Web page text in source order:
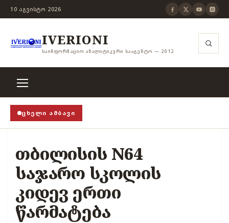
10 ᲐᲒᲕᲘᲡᲢᲝ 2026
IVERIONI
ᲡᲐᲘᲜᲤᲝᲠᲛᲐᲪᲘᲝ ᲐᲜᲐᲚᲘᲢᲘᲙᲣᲠᲘ ᲡᲐᲐᲒᲔᲜᲢᲝ — 2012
ᲪᲮᲔᲚᲘ ᲐᲛᲑᲐᲕᲘ
თვითცენზურის ჭანჭიკი მოშლილია, ცენზურა უნდა
თბილისის N64
საჯარო სკოლის
კიდევ ერთი
წარმატება